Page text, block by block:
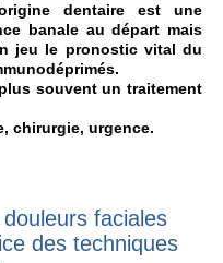
dentaire est une
banale au départ mais
jeu le pronostic vital du
souvent un traitement
chirurgie, urgence.
faciales
des techniques